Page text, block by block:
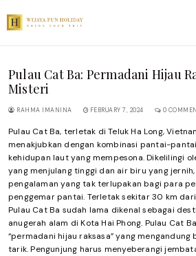
content
Search for:
Pulau Cat Ba: Permadani Hijau
Misteri
RAHMA IMANINA FEBRUARY 7, 2024 0
Pulau Cat Ba, terletak di Teluk Ha Long,
menakjubkan dengan kombinasi pantai-
kehidupan laut yang mempesona. Dikelilingi
yang menjulang tinggi dan air biru yang
pengalaman yang tak terlupakan bagi para
penggemar pantai. Terletak sekitar 30 km
Pulau Cat Ba sudah lama dikenal sebagai
anugerah alam di Kota Hai Phong. Pulau Cat
“permadani hijau raksasa” yang
tarik. Pengunjung harus menyeberangi